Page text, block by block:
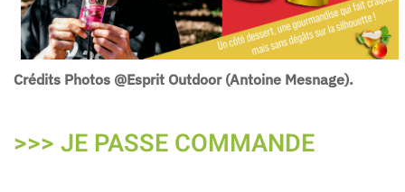
Crédits Photos @Esprit Outdoor (Antoine Mesnage).
>>> JE PASSE COMMANDE